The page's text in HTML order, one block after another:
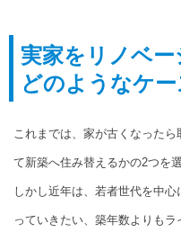
実家をリノベ
どのようなケ
これまでは、家が古くなった
て新築へ住み替えるかの2つを
しかし近年は、若者世代を中
っていきたい、築年数よりも